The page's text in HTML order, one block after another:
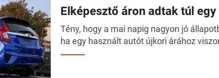
Elképesztő áron adtak túl
Tény, hogy a mai napig nagyon jó
ha egy használt autót újkori árához